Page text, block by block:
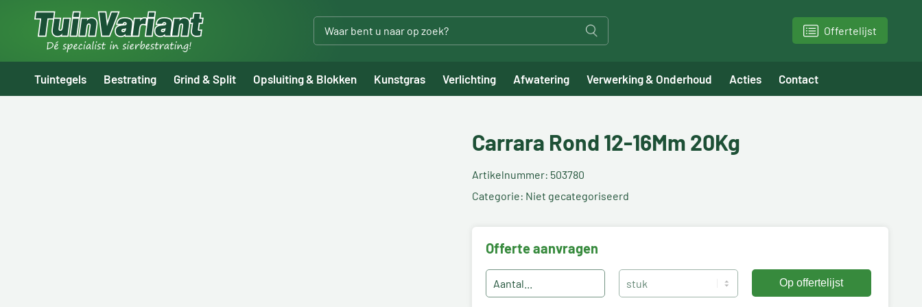
Offertelijst
Tuintegels Bestrating Grind & Split Opsluiting & Blokken Kunstgras Verlichting Afwatering Verwerking & Onderhoud Acties Contact
Carrara Rond 12-16Mm 20Kg
Artikelnummer: 503780
Categorie: Niet gecategoriseerd
Offerte aanvragen